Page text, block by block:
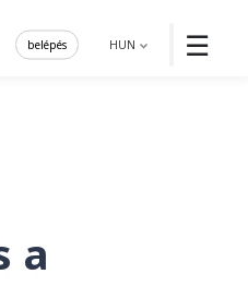
☰
HUN
belépés
a